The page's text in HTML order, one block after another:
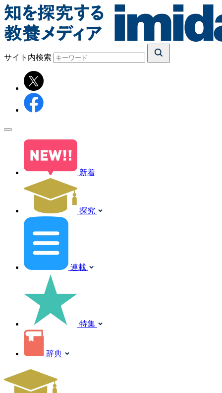
サイト内検索
新着
探究
連載
特集
辞典